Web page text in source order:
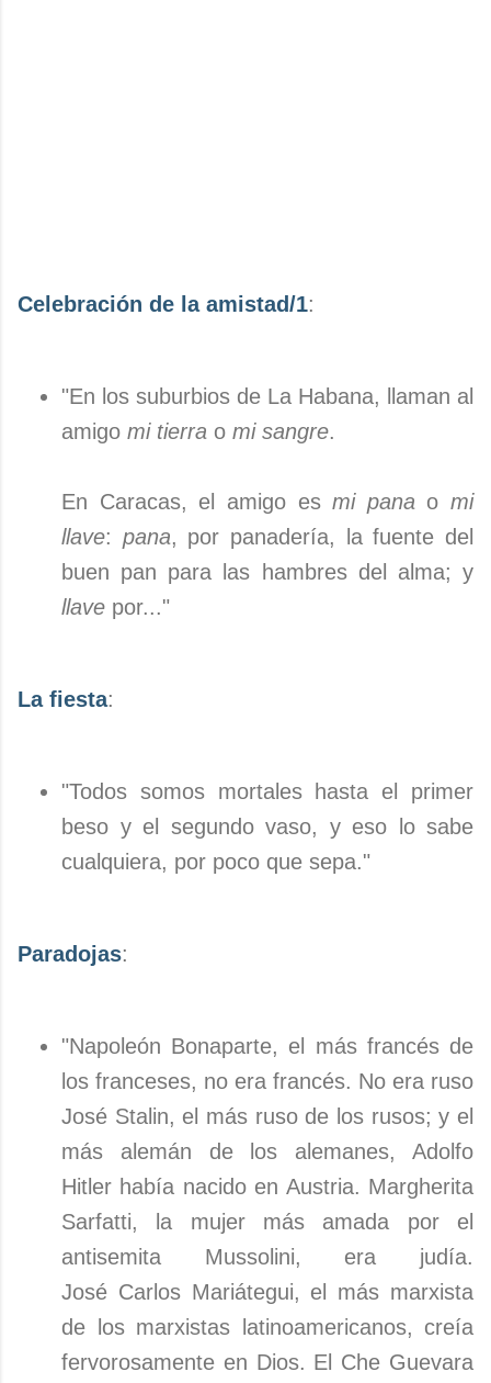
Celebración de la amistad/1:
"En los suburbios de La Habana, llaman al
amigo mi tierra o mi sangre.
En Caracas, el amigo esmi pana o mi
llave: pana, por panadería, la fuente del
buen pan para las hambres del alma; y
llave por..."
La fiesta:
"Todos somos mortales hasta el primer
beso y el segundo vaso, y eso lo sabe
cualquiera, por poco que sepa."
Paradojas:
"Napoleón Bonaparte, el más francés de
los franceses, no era francés. No era ruso
José Stalin, el más ruso de los rusos; y el
más alemán de los alemanes, Adolfo
Hitler había nacido en Austria. Margherita
Sarfatti, la mujer más amada por el
antisemita Mussolini, era judía.
José Carlos Mariátegui, el más marxista
de los marxistas latinoamericanos, creía
fervorosamente en Dios. El Che Guevara